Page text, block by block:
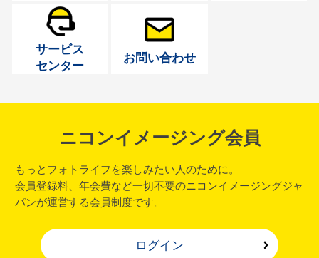
サービス
センター
お問い合わせ
ニコンイメージング会員
もっとフォトライフを楽しみたい人のために。
会員登録料、年会費など一切不要のニコンイメージングジャ
パンが運営する会員制度です。
ログイン